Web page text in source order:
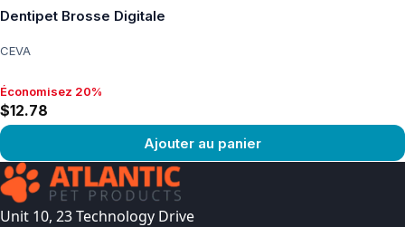
Dentipet Brosse Digitale
CEVA
Économisez 20%, $12.78
Économisez 20%
$12.78
Ajouter au panier
Voir le produit
Unit 10, 23 Technology Drive